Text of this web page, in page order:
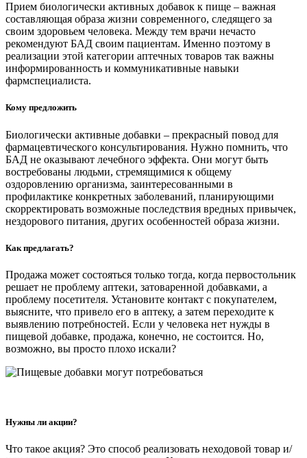
Прием биологически активных добавок к пище – важная
составляющая образа жизни современного, следящего за
своим здоровьем человека. Между тем врачи нечасто
рекомендуют БАД своим пациентам. Именно поэтому в
реализации этой категории аптечных товаров так важны
информированность и коммуникативные навыки
фармспециалиста.
Кому предложить
Биологически активные добавки – прекрасный повод для
фармацевтического консультирования. Нужно помнить, что
БАД не оказывают лечебного эффекта. Они могут быть
востребованы людьми, стремящимися к общему
оздоровлению организма, заинтересованными в
профилактике конкретных заболеваний, планирующими
скорректировать возможные последствия вредных привычек,
нездорового питания, других особенностей образа жизни.
Как предлагать?
Продажа может состояться только тогда, когда первостольник
решает не проблему аптеки, затоваренной добавками, а
проблему посетителя. Установите контакт с покупателем,
выясните, что привело его в аптеку, а затем переходите к
выявлению потребностей. Если у человека нет нужды в
пищевой добавке, продажа, конечно, не состоится. Но,
возможно, вы просто плохо искали?
Нужны ли акции?
Что такое акция? Это способ реализовать неходовой товар и/